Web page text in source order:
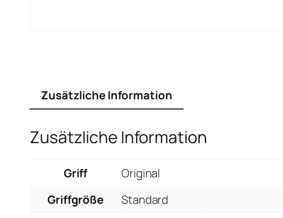
Zusätzliche Information
Zusätzliche Information
Griff
Original
Griffgröße
Standard